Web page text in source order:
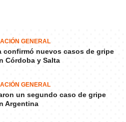
GENERAL
confirmó nuevos casos de gripe
Córdoba y Salta
GENERAL
un segundo caso de gripe
Argentina